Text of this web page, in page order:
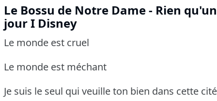
Le Bossu de Notre Dame - Rien qu'un
jour I Disney
Le monde est cruel
Le monde est méchant
Je suis le seul qui veuille ton bien dans cette cité